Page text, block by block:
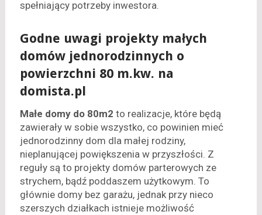
spełniający potrzeby inwestora.
Godne uwagi projekty małych
domów jednorodzinnych o
powierzchni 80 m.kw. na
domista.pl
Małe domy do 80m2 to realizacje, które będą
zawierały w sobie wszystko, co powinien mieć
jednorodzinny dom dla małej rodziny,
nieplanującej powiększenia w przyszłości. Z
reguły są to projekty domów parterowych ze
strychem, bądź poddaszem użytkowym. To
głównie domy bez garażu, jednak przy nieco
szerszych działkach istnieje możliwość